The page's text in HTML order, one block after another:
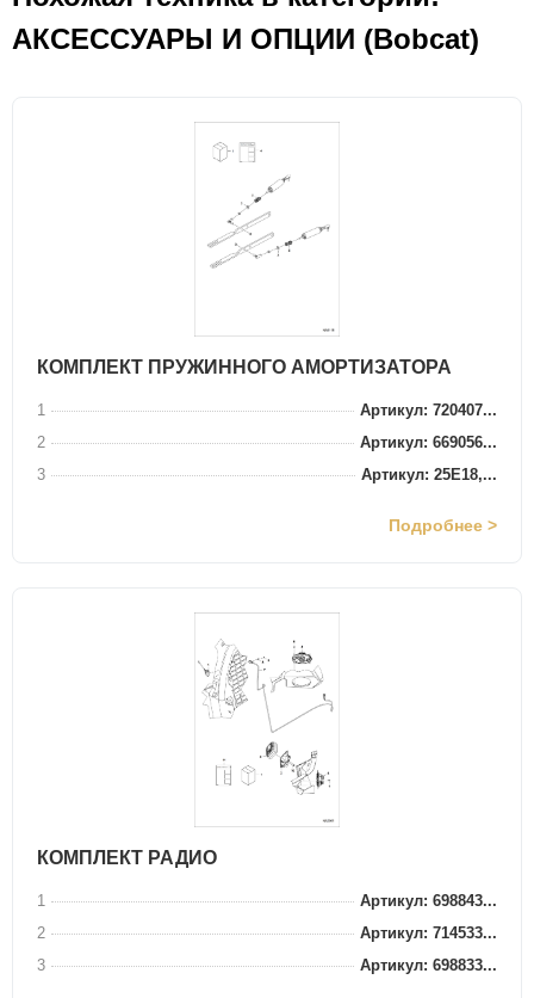
АКСЕСCУАРЫ И ОПЦИИ (Bobcat)
КОМПЛЕКТ ПРУЖИННОГО АМОРТИЗАТОРА
1
Артикул: 720407...
2
Артикул: 669056...
3
Артикул: 25E18,...
Подробнее >
КОМПЛЕКТ РАДИО
1
Артикул: 698843...
2
Артикул: 714533...
3
Артикул: 698833...